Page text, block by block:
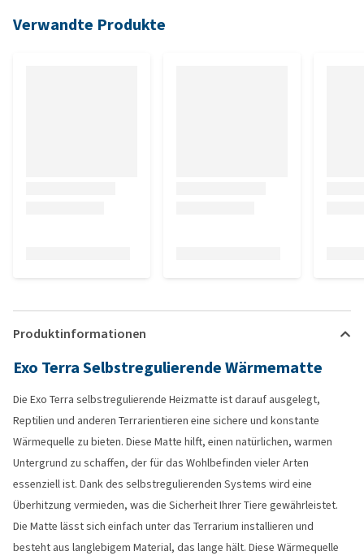
Verwandte Produkte
Produktinformationen
Exo Terra Selbstregulierende Wärmematte
Die Exo Terra selbstregulierende Heizmatte ist darauf ausgelegt,
Reptilien und anderen Terrarientieren eine sichere und konstante
Wärmequelle zu bieten. Diese Matte hilft, einen natürlichen, warmen
Untergrund zu schaffen, der für das Wohlbefinden vieler Arten
essenziell ist. Dank des selbstregulierenden Systems wird eine
Überhitzung vermieden, was die Sicherheit Ihrer Tiere gewährleistet.
Die Matte lässt sich einfach unter das Terrarium installieren und
besteht aus langlebigem Material, das lange hält. Diese Wärmequelle